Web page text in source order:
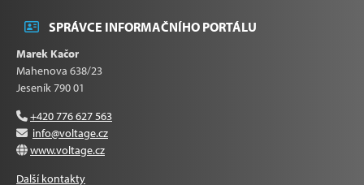
SPRÁVCE INFORMAČNÍHO PORTÁLU
Marek Kačor
Mahenova 638/23
Jeseník 790 01
+420 776 627 563
info@voltage.cz
www.voltage.cz
Další kontakty